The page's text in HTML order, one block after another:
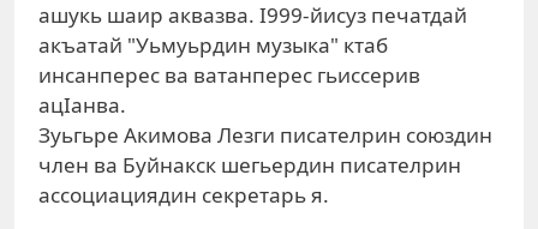
ашукь шаир аквазва. I999-йисуз печатдай
акъатай "Уьмуьрдин музыка" ктаб
инсанперес ва ватанперес гьиссерив
ацIанва.
Зуьгьре Акимова Лезги писателрин союздин
член ва Буйнакск шегьердин писателрин
ассоциациядин секретарь я.